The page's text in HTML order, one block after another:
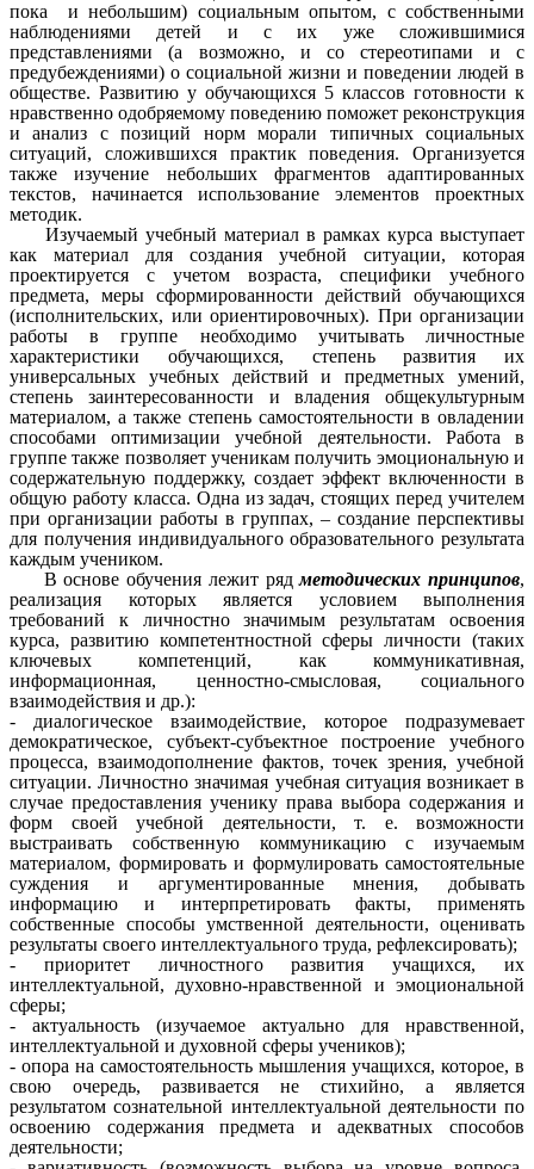
пока и небольшим) социальным опытом, с собственными
наблюдениями детей и с их уже сложившимися
представлениями (а возможно, и со стереотипами и с
предубеждениями) о социальной жизни и поведении людей в
обществе. Развитию у обучающихся 5 классов готовности к
нравственно одобряемому поведению поможет реконструкция
и анализ с позиций норм морали типичных социальных
ситуаций, сложившихся практик поведения. Организуется
также изучение небольших фрагментов адаптированных
текстов, начинается использование элементов проектных
методик.
Изучаемый учебный материал в рамках курса выступает
как материал для создания учебной ситуации, которая
проектируется с учетом возраста, специфики учебного
предмета, меры сформированности действий обучающихся
(исполнительских, или ориентировочных). При организации
работы в группе необходимо учитывать личностные
характеристики обучающихся, степень развития их
универсальных учебных действий и предметных умений,
степень заинтересованности и владения общекультурным
материалом, а также степень самостоятельности в овладении
способами оптимизации учебной деятельности. Работа в
группе также позволяет ученикам получить эмоциональную и
содержательную поддержку, создает эффект включенности в
общую работу класса. Одна из задач, стоящих перед учителем
при организации работы в группах, – создание перспективы
для получения индивидуального образовательного результата
каждым учеником.
В основе обучения лежит рядметодических принципов,
реализация которых является условием выполнения
требований к личностно значимым результатам освоения
курса, развитию компетентностной сферы личности (таких
ключевых компетенций, как коммуникативная,
информационная, ценностно-смысловая, социального
взаимодействия и др.):
- диалогическое взаимодействие, которое подразумевает
демократическое, субъект-субъектное построение учебного
процесса, взаимодополнение фактов, точек зрения, учебной
ситуации. Личностно значимая учебная ситуация возникает в
случае предоставления ученику права выбора содержания и
форм своей учебной деятельности, т. е. возможности
выстраивать собственную коммуникацию с изучаемым
материалом, формировать и формулировать самостоятельные
суждения и аргументированные мнения, добывать
информацию и интерпретировать факты, применять
собственные способы умственной деятельности, оценивать
результаты своего интеллектуального труда, рефлексировать);
- приоритет личностного развития учащихся, их
интеллектуальной, духовно-нравственной и эмоциональной
сферы;
- актуальность (изучаемое актуально для нравственной,
интеллектуальной и духовной сферы учеников);
- опора на самостоятельность мышления учащихся, которое, в
свою очередь, развивается не стихийно, а является
результатом сознательной интеллектуальной деятельности по
освоению содержания предмета и адекватных способов
деятельности;